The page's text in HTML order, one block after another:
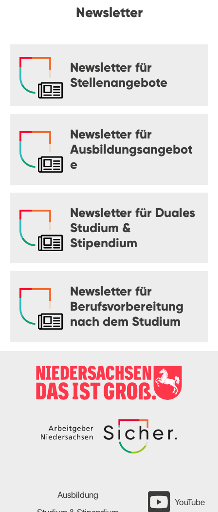
Newsletter
Newsletter für
Stellenangebote
Newsletter für
Ausbildungsangebot
e
Newsletter für Duales
Studium &
Stipendium
Newsletter für
Berufsvorbereitung
nach dem Studium
Ausbildung
YouTube